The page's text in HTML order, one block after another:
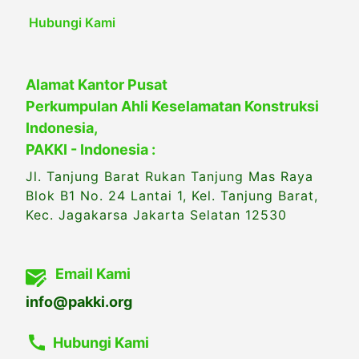
Hubungi Kami
Alamat Kantor Pusat
Perkumpulan Ahli Keselamatan Konstruksi
Indonesia,
PAKKI - Indonesia :
Jl. Tanjung Barat Rukan Tanjung Mas Raya
Blok B1 No. 24 Lantai 1, Kel. Tanjung Barat,
Kec. Jagakarsa Jakarta Selatan 12530
Email Kami
info@pakki.org
Hubungi Kami